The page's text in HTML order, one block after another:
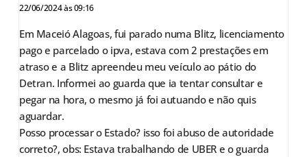
22/06/2024 às 09:16
Em Maceió Alagoas, fui parado numa Blitz, licenciamento
pago e parcelado o ipva, estava com 2 prestações em
atraso e a Blitz apreendeu meu veículo ao pátio do
Detran. Informei ao guarda que ia tentar consultar e
pegar na hora, o mesmo já foi autuando e não quis
aguardar.
Posso processar o Estado? isso foi abuso de autoridade
correto?, obs: Estava trabalhando de UBER e o guarda